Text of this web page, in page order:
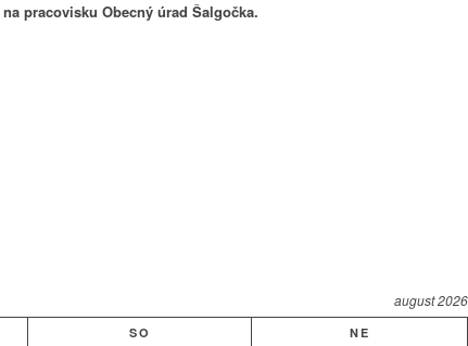
na pracovisku Obecný úrad Šalgočka.
august 2026
SO NE